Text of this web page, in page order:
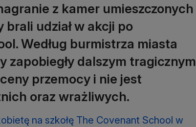
z kamer umieszczonych
udział w akcji po
Według burmistrza miasta
zapobiegły dalszym tragicznym
przemocy i nie jest
oraz wrażliwych.
na szkołę The Covenant School w